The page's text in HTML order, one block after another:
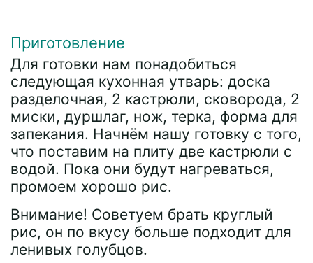
Приготовление
Для готовки нам понадобиться
следующая кухонная утварь: доска
разделочная, 2 кастрюли, сковорода, 2
миски, дуршлаг, нож, терка, форма для
запекания. Начнём нашу готовку с того,
что поставим на плиту две кастрюли с
водой. Пока они будут нагреваться,
промоем хорошо рис.
Внимание! Советуем брать круглый
рис, он по вкусу больше подходит для
ленивых голубцов.